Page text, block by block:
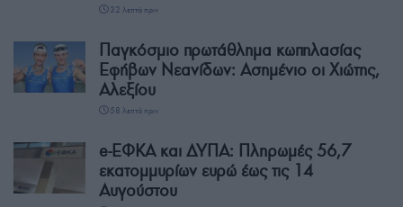
32 λεπτά πριν
Παγκόσμιο πρωτάθλημα κωπηλασίας
Εφήβων Νεανίδων: Ασημένιο οι Χιώτης,
Αλεξίου
58 λεπτά πριν
e-ΕΦΚΑ και ΔΥΠΑ: Πληρωμές 56,7
εκατομμυρίων ευρώ έως τις 14
Αυγούστου